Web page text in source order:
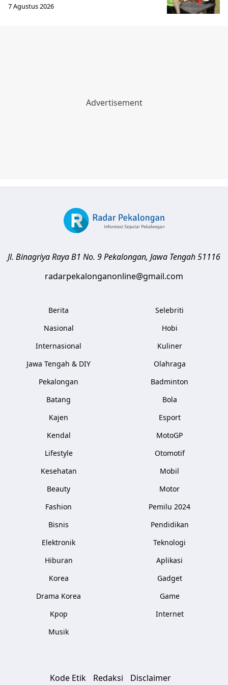
7 Agustus 2026
Jl. Binagriya Raya B1 No. 9Pekalongan, Jawa Tengah51116
radarpekalonganonline@gmail.com
Berita
Nasional
Internasional
Jawa Tengah & DIY
Pekalongan
Batang
Kajen
Kendal
Lifestyle
Kesehatan
Beauty
Fashion
Bisnis
Elektronik
Hiburan
Korea
Drama Korea
Kpop
Musik
Selebriti
Hobi
Kuliner
Olahraga
Badminton
Bola
Esport
MotoGP
Otomotif
Mobil
Motor
Pemilu 2024
Pendidikan
Teknologi
Aplikasi
Gadget
Game
Internet
Kode Etik Redaksi Disclaimer